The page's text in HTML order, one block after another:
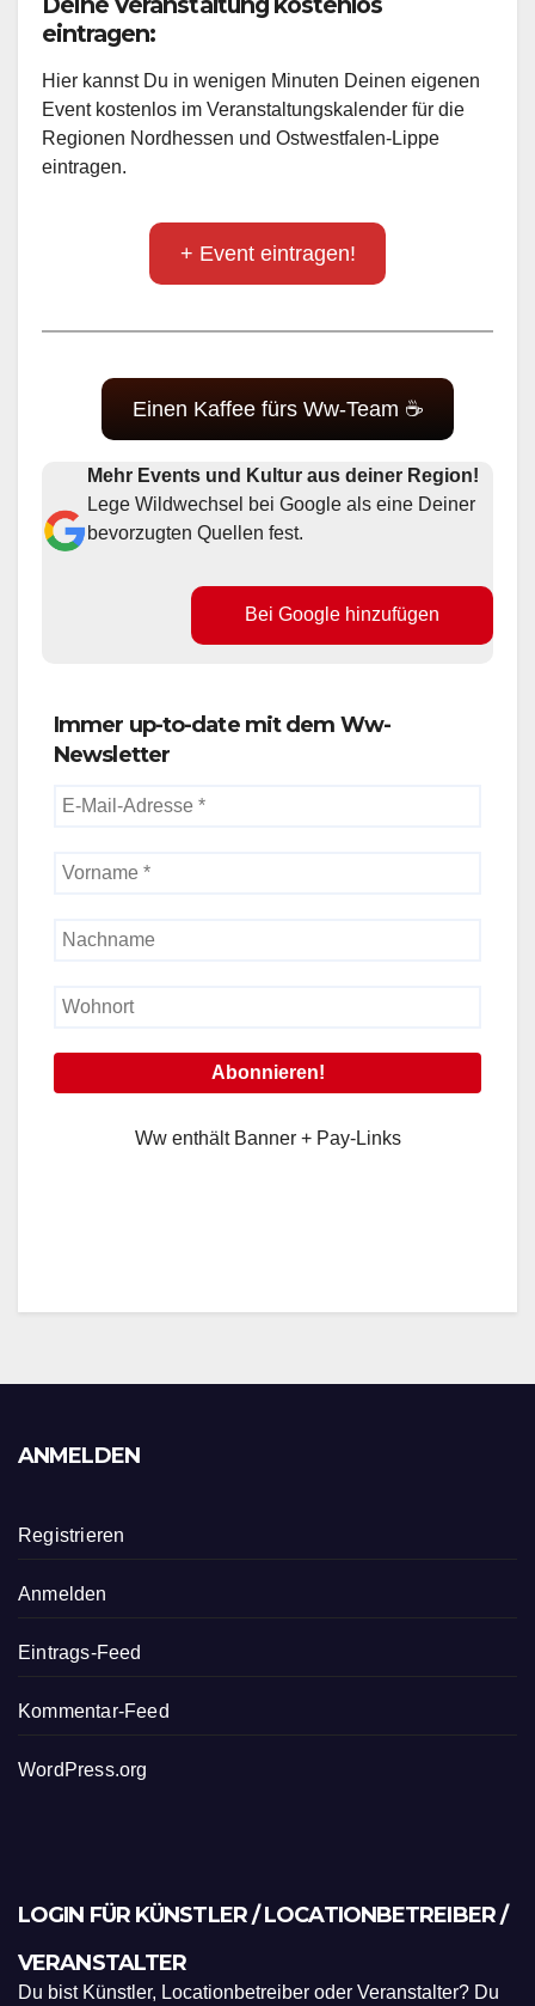
eintragen:
Hier kannst Du in wenigen Minuten Deinen eigenen
Event kostenlos im Veranstaltungskalender für die
Regionen Nordhessen und Ostwestfalen-Lippe
eintragen.
+ Event eintragen!
Einen Kaffee fürs Ww-Team ☕
Mehr Events und Kultur aus deiner Region!
Lege Wildwechsel bei Google als eine Deiner
bevorzugten Quellen fest.
Bei Google hinzufügen
Immer up-to-date mit dem Ww-
Newsletter
Ww enthält Banner + Pay-Links
ANMELDEN
Registrieren
Anmelden
Eintrags-Feed
Kommentar-Feed
WordPress.org
LOGIN FÜR KÜNSTLER / LOCATIONBETREIBER /
VERANSTALTER
Du bist Künstler, Locationbetreiber oder Veranstalter? Du